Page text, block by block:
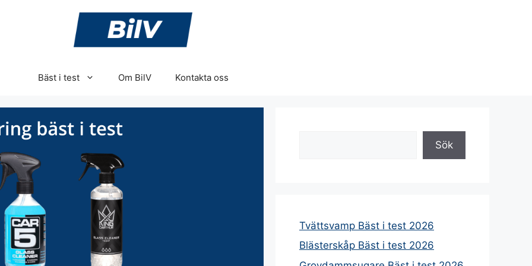
Bäst i test Om BilV Kontakta oss
Sök
Tvättsvamp Bäst i test 2026
Blästerskåp Bäst i test 2026